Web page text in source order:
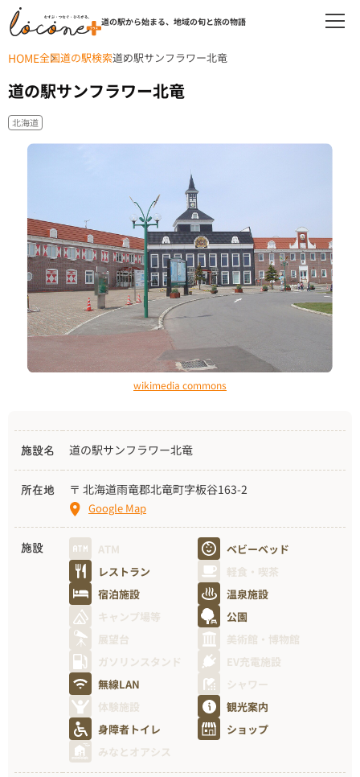
道の駅から始まる、地域の旬と旅の物語
HOME全国道の駅検索道の駅サンフラワー北竜
道の駅サンフラワー北竜
北海道
wikimedia commons
施設名 道の駅サンフラワー北竜
所在地 〒 北海道雨竜郡北竜町字板谷163-2
Google Map
施設 ATM
ベビーベッド
レストラン
軽食・喫茶
宿泊施設
温泉施設
キャンプ場等
公園
展望台
美術館・博物館
ガソリンスタンド
EV充電施設
無線LAN
シャワー
体験施設
観光案内
身障者トイレ
ショップ
みなとオアシス